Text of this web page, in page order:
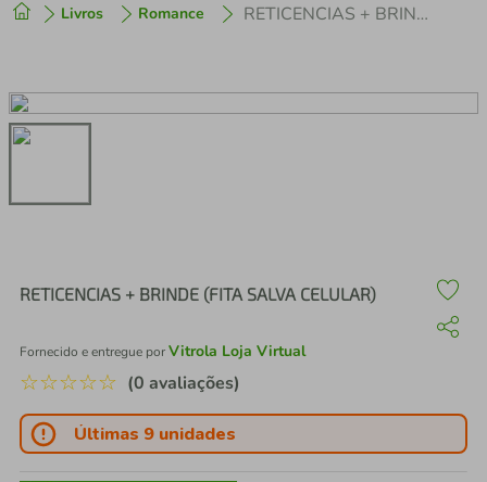
Livros Romance RETICENCIAS + BRINDE (FITA SALVA CELULAR)
RETICENCIAS + BRINDE (FITA SALVA CELULAR)
Fornecido e entregue porVitrola Loja Virtual
☆☆☆☆☆ (0 avaliações)
Últimas 9 unidades
2º cafeteira